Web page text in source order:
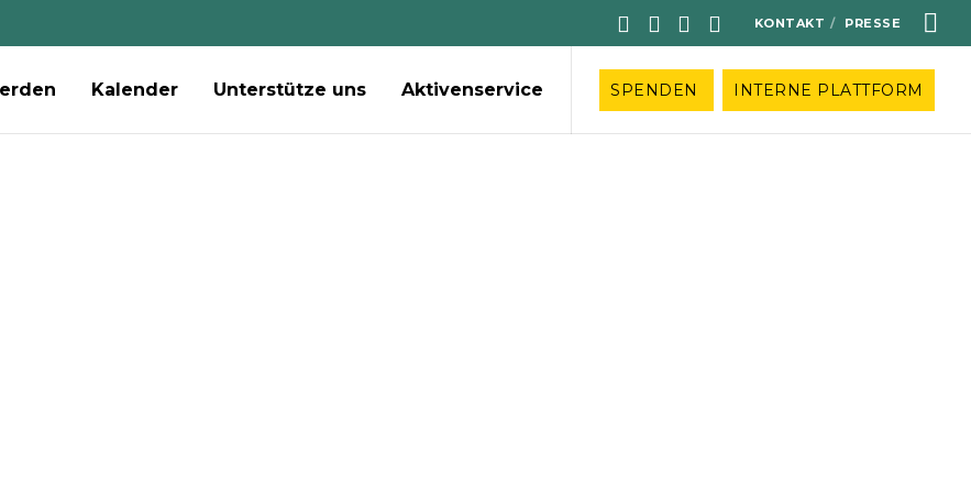
KONTAKT PRESSE
SPENDEN INTERNE PLATTFORM
Kalender Unterstütze uns Aktivenservice